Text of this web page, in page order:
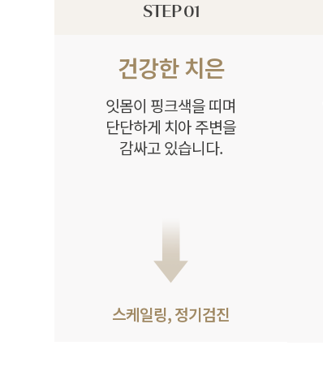
STEP 01
건강한 치은
잇몸이 핑크색을 띠며
단단하게 치아 주변을
감싸고 있습니다.
스케일링, 정기검진